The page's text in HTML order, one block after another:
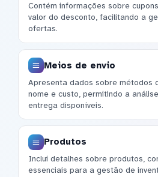
Contém informações sobre
valor do desconto, facilitando a
ofertas.
Meios de envio
Apresenta dados sobre métodos
nome e custo, permitindo a
entrega disponíveis.
Produtos
Inclui detalhes sobre produtos,
essenciais para a gestão de